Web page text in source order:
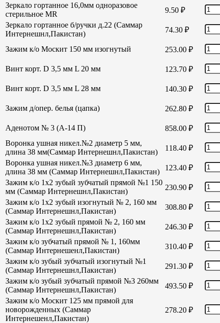
Зеркало гортанное 16,0мм одноразовое
стерильное MR
9.50 ₽
Зеркало гортанное б/ручки д.22 (Саммар
Интернешнл,Пакистан)
74.30 ₽
Зажим к/о Москит 150 мм изогнутый 253.00 ₽
Винт корт. D 3,5 мм L 20 мм 123.70 ₽
Винт корт. D 3,5 мм L 28 мм 140.30 ₽
Зажим д/опер. белья (цапка) 262.80 ₽
Аденотом № 3 (А-14 П) 858.00 ₽
Воронка ушная никел.№2 диаметр 5 мм,
длина 38 мм(Саммар Интернешнл,Пакистан)
118.40 ₽
Воронка ушная никел.№3 диаметр 6 мм,
длина 38 мм (Саммар Интернешнл,Пакистан)
123.40 ₽
Зажим к/о 1х2 зубый зубчатый прямой №1 150
мм (Саммар Интернешнл,Пакистан)
230.90 ₽
Зажим к/о 1х2 зубый изогнутый № 2, 160 мм
(Саммар Интернешнл,Пакистан)
308.80 ₽
Зажим к/о 1х2 зубый прямой № 2, 160 мм
(Саммар Интернешнл,Пакистан)
246.30 ₽
Зажим к/о зубчатый прямой № 1, 160мм
(Саммар Интернешенл,Пакистан)
310.40 ₽
Зажим к/о зубый зубчатый изогнутый №1
(Саммар Интернешнл,Пакистан)
291.30 ₽
Зажим к/о зубый зубчатый прямой №3 260мм
(Саммар Интернешнл,Пакистан)
493.50 ₽
Зажим к/о Москит 125 мм прямой для
новорожденных (Саммар
Интернешенл,Пакистан)
278.20 ₽